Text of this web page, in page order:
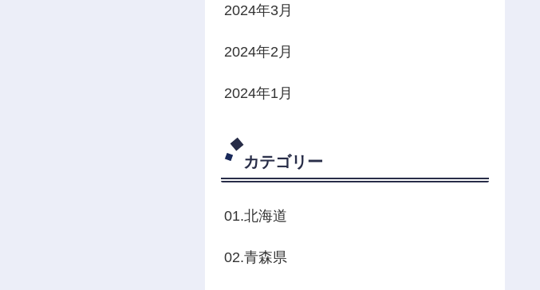
2024年3月
2024年2月
2024年1月
カテゴリー
01.北海道
02.青森県